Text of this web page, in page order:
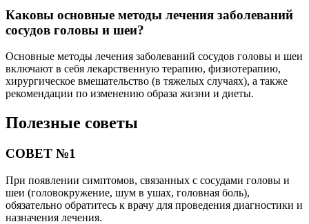
Каковы основные методы лечения заболеваний
сосудов головы и шеи?
Основные методы лечения заболеваний сосудов головы и шеи
включают в себя лекарственную терапию, физиотерапию,
хирургическое вмешательство (в тяжелых случаях), а также
рекомендации по изменению образа жизни и диеты.
Полезные советы
СОВЕТ №1
При появлении симптомов, связанных с сосудами головы и
шеи (головокружение, шум в ушах, головная боль),
обязательно обратитесь к врачу для проведения диагностики и
назначения лечения.